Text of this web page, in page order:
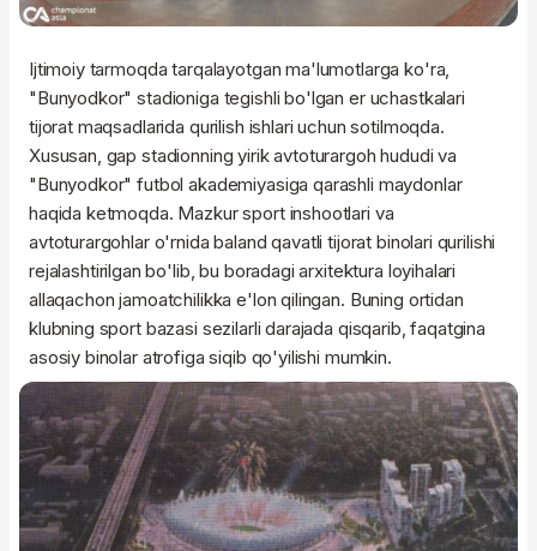
Ijtimoiy tarmoqda tarqalayotgan ma'lumotlarga ko'ra,
"Bunyodkor" stadioniga tegishli bo'lgan er uchastkalari
tijorat maqsadlarida qurilish ishlari uchun sotilmoqda.
Xususan, gap stadionning yirik avtoturargoh hududi va
"Bunyodkor" futbol akademiyasiga qarashli maydonlar
haqida ketmoqda. Mazkur sport inshootlari va
avtoturargohlar o'rnida baland qavatli tijorat binolari qurilishi
rejalashtirilgan bo'lib, bu boradagi arxitektura loyihalari
allaqachon jamoatchilikka e'lon qilingan. Buning ortidan
klubning sport bazasi sezilarli darajada qisqarib, faqatgina
asosiy binolar atrofiga siqib qo'yilishi mumkin.